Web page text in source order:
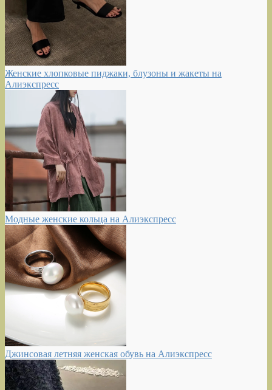
Женские хлопковые пиджаки, блузоны и жакеты на
Алиэкспресс
Модные женские кольца на Алиэкспресс
Джинсовая летняя женская обувь на Алиэкспресс